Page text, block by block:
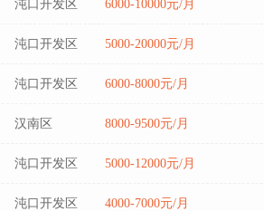
沌口开发区 6000-10000元/月
沌口开发区 5000-20000元/月
沌口开发区 6000-8000元/月
汉南区 8000-9500元/月
沌口开发区 5000-12000元/月
沌口开发区 4000-7000元/月